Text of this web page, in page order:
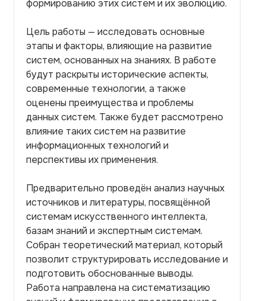
формированию этих систем и их эволюцию.
Цель работы — исследовать основные
этапы и факторы, влияющие на развитие
систем, основанных на знаниях. В работе
будут раскрыты исторические аспекты,
современные технологии, а также
оценены преимущества и проблемы
данных систем. Также будет рассмотрено
влияние таких систем на развитие
информационных технологий и
перспективы их применения.
Предварительно проведён анализ научных
источников и литературы, посвящённой
системам искусственного интеллекта,
базам знаний и экспертным системам.
Собран теоретический материал, который
позволит структурировать исследование и
подготовить обоснованные выводы.
Работа направлена на систематизацию